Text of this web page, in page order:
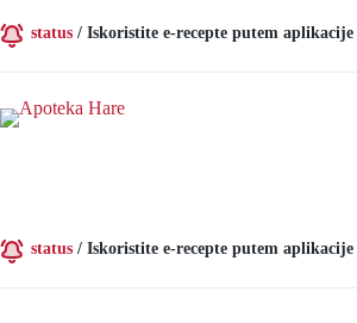
na
sadržaj
status / Iskoristite e-recepte putem aplikacije
status / Iskoristite e-recepte putem aplikacije